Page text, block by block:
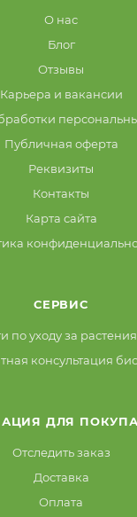
О нас
Блог
Отзывы
Карьера и вакансии
Публичная оферта
Реквизиты
Контакты
Карта сайта
СЕРВИС
по уходу за
консультация
ДЛЯ
Отследить заказ
Доставка
Оплата